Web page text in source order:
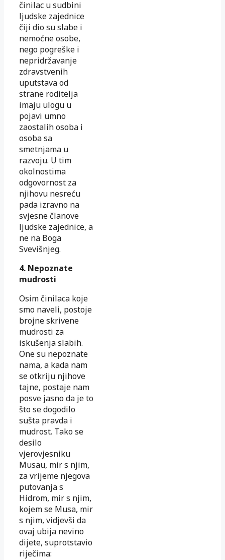
činilac u sudbini
ljudske zajednice
čiji dio su slabe i
nemoćne osobe,
nego pogreške i
nepridržavanje
zdravstvenih
uputstava od
strane roditelja
imaju ulogu u
pojavi umno
zaostalih osoba i
osoba sa
smetnjama u
razvoju. U tim
okolnostima
odgovornost za
njihovu nesreću
pada izravno na
svjesne članove
ljudske zajednice, a
ne na Boga
Svevišnjeg.
4. Nepoznate
mudrosti
Osim činilaca koje
smo naveli, postoje
brojne skrivene
mudrosti za
iskušenja slabih.
One su nepoznate
nama, a kada nam
se otkriju njihove
tajne, postaje nam
posve jasno da je to
što se dogodilo
sušta pravda i
mudrost. Tako se
desilo
vjerovjesniku
Musau, mir s njim,
za vrijeme njegova
putovanja s
Hidrom, mir s njim,
kojem se Musa, mir
s njim, vidjevši da
ovaj ubija nevino
dijete, suprotstavio
riječima: